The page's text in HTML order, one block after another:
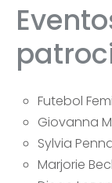
Futebol
Giovanna
Sylvia
Marjorie